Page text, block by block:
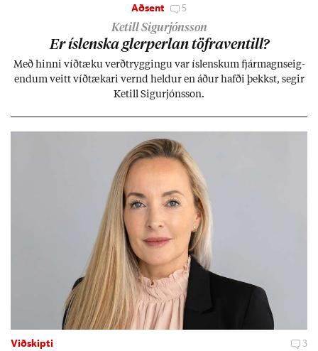
Aðsent 5
Ketill Sigurjónsson
Er ís­lenska glerperl­an töfra­ventill?
Með hinni víð­tæku verð­trygg­ingu var ís­lensk­um fjár­magns­eig­
end­um veitt víð­tæk­ari vernd held­ur en áð­ur hafði þekkst, seg­ir
Ketill Sig­ur­jóns­son.
Viðskipti 3